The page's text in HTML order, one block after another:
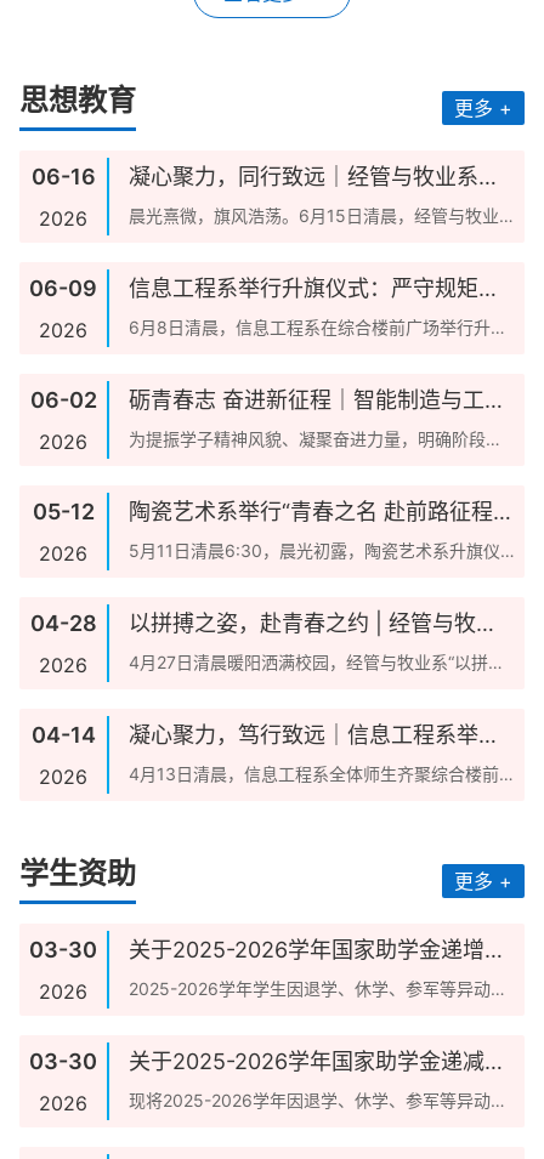
思想教育 更多 +
06-16
2026
凝心聚力，同行致远｜经管与牧业系举
行本学期最后一次升旗仪式
晨光熹微，旗风浩荡。6月15日清晨，经管与牧业
全体...
06-09
2026
信息工程系举行升旗仪式：严守规矩强
学风，聚力前行促成长
6月8日清晨，信息工程系在综合楼前广场举行升国
系辅...
06-02
2026
砺青春志 奋进新征程｜智能制造与工程
系举行升旗仪式
为提振学子精神风貌、凝聚奋进力量，明确阶段学
程...
05-12
2026
陶瓷艺术系举行“青春之名 赴前路征程”
主题升旗仪式
5月11日清晨6:30，晨光初露，陶瓷艺术系升旗仪
朝...
04-28
2026
以拼搏之姿，赴青春之约 | 经管与牧业
系升旗仪式暨表彰大会圆满举行
4月27日清晨暖阳洒满校园，经管与牧业系“以拼搏
行...
04-14
2026
凝心聚力，笃行致远｜信息工程系举行
主题升旗仪式暨成长动员会
4月13日清晨，信息工程系全体师生齐聚综合楼前
学生资助 更多 +
03-30
2026
关于2025-2026学年国家助学金递增名
单的公示
2025-2026学年学生因退学、休学、参军等异动情
03-30
2026
关于2025-2026学年国家助学金递减名
单的公示
现将2025-2026学年因退学、休学、参军等异动情